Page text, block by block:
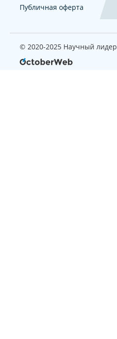
Публичная оферта
© 2020-2025 Научный лидер